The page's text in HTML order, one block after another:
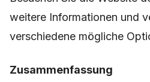
weitere Informationen und
verschiedene mögliche
Zusammenfassung